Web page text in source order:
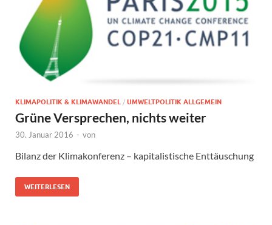
KLIMAPOLITIK & KLIMAWANDEL / UMWELTPOLITIK ALLGEMEIN
Grüne Versprechen, nichts weiter
30. Januar 2016 - von
Bilanz der Klimakonferenz – kapitalistische Enttäuschung
WEITERLESEN